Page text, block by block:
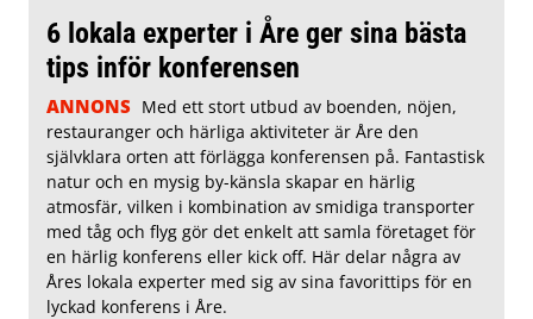
6 lokala experter i Åre ger sina bästa
tips inför konferensen
ANNONS Med ett stort utbud av boenden, nöjen,
restauranger och härliga aktiviteter är Åre den
självklara orten att förlägga konferensen på. Fantastisk
natur och en mysig by-känsla skapar en härlig
atmosfär, vilken i kombination av smidiga transporter
med tåg och flyg gör det enkelt att samla företaget för
en härlig konferens eller kick off. Här delar några av
Åres lokala experter med sig av sina favorittips för en
lyckad konferens i Åre.